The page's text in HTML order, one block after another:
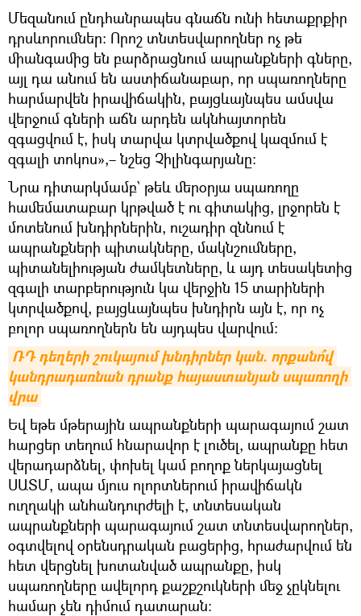
Մեզանում ընդհանրապես գնաճն ունի հետաքրքիր
դրսևորումներ։ Որոշ տնտեսվարողներ ոչ թե
միանգամից են բարձրացնում ապրանքների գները,
այլ դա անում են աստիճանաբար, որ սպառողները
հարմարվեն իրավիճակին, բայցևայնպես ամսվա
վերջում գների աճն արդեն ակնհայտորեն
զգացվում է, իսկ տարվա կտրվածքով կազմում է
զգալի տոկոս»,– նշեց Չիլինգարյանը։
Նրա դիտարկմամբ` թեև մերօրյա սպառողը
համեմատաբար կրթված է ու գիտակից, լրջորեն է
մոտենում խնդիրներին, ուշադիր զննում է
ապրանքների պիտակները, մակնշումները,
պիտանելիության ժամկետները, և այդ տեսակետից
զգալի տարբերություն կա վերջին 15 տարիների
կտրվածքով, բայցևայնպես խնդիրն այն է, որ ոչ
բոլոր սպառողներն են այդպես վարվում։
ՌԴ դեղերի շուկայում խնդիրներ կան. որքանո՞վ
կանդրադառնան դրանք հայաստանյան սպառողի
վրա
Եվ եթե մթերային ապրանքների պարագայում շատ
հարցեր տեղում հնարավոր է լուծել, ապրանքը հետ
վերադարձնել, փոխել կամ բողոք ներկայացնել
ՍԱՏՄ, ապա մյուս ոլորտներում իրավիճակն
ուղղակի անհանդուրժելի է, տնտեսական
ապրանքների պարագայում շատ տնտեսվարողներ,
օգտվելով օրենսդրական բացերից, հրաժարվում են
հետ վերցնել խոտանված ապրանքը, իսկ
սպառողները ավելորդ քաշքշուկների մեջ չըկնելու
համար չեն դիմում դատարան։